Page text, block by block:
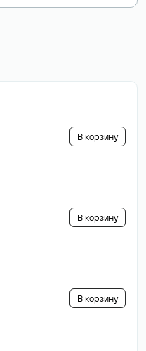
В корзину
В корзину
В корзину